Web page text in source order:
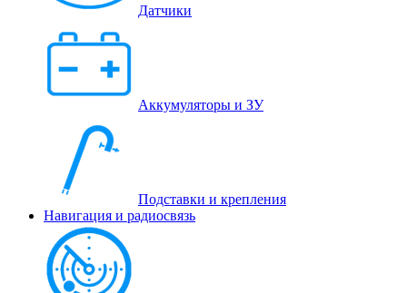
Датчики
Аккумуляторы и ЗУ
Подставки и крепления
Навигация и радиосвязь